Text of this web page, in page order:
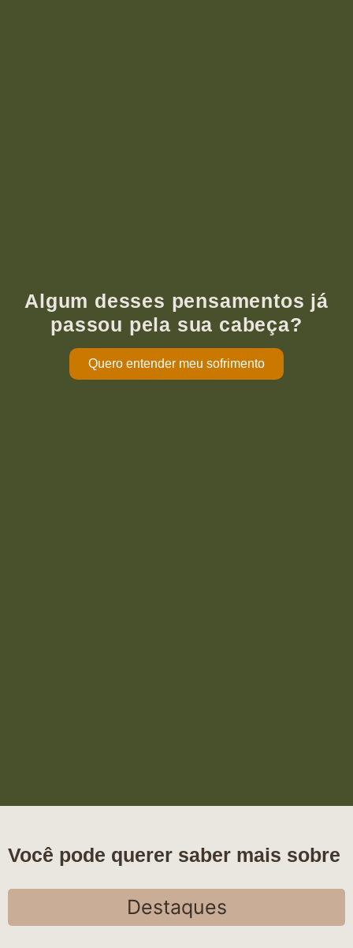
Algum desses pensamentos já
passou pela sua cabeça?
Quero entender meu sofrimento
Você pode querer saber mais sobre
Destaques